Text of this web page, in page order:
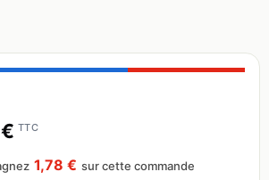
€ TTC
1,78 € sur cette commande